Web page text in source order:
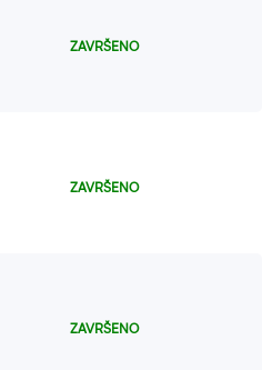
ZAVRŠENO
ZAVRŠENO
ZAVRŠENO